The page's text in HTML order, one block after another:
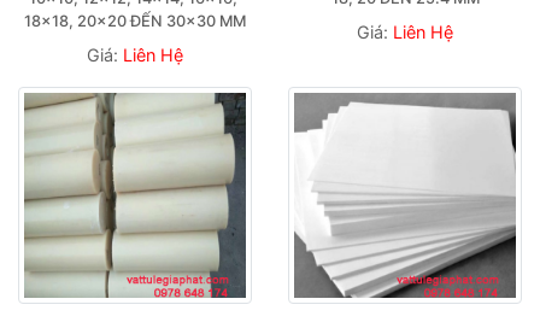
18×18, 20×20 ĐẾN 30×30 MM
Giá: Liên Hệ
Giá: Liên Hệ